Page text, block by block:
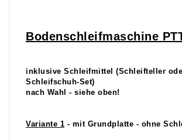
Bodenschleifmaschine
inklusive Schleifmittel (Schleifteller
Schleifschuh-Set)
nach Wahl - siehe oben!
Variante 1 - mit Grundplatte - ohne